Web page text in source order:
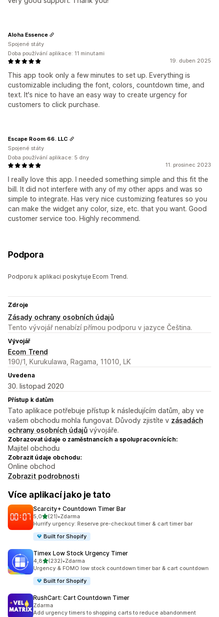
19. duben 2025
This app took only a few minutes to set up. Everything is
customizable including the font, colors, countdown time, and
text. It's nice to have an easy way to create urgency for
customers to click purchase.
Aloha Essence
Spojené státy
Doba používání aplikace: 11 minutami
11. prosinec 2023
I really love this app. I needed something simple and this fit the
bill. It did not interfere with any of my other apps and was so
simple to integrate. Has very nice customizing features so you
can make the widget any color, size, etc. that you want. Good
customer service too. Highly recommend.
Escape Room 66. LLC
Spojené státy
Doba používání aplikace: 5 dny
Podpora
Podporu k aplikaci poskytuje Ecom Trend.
Zdroje
Zásady ochrany osobních údajů
Tento vývojář nenabízí přímou podporu v jazyce Čeština.
Vývojář
Ecom Trend
190/1, Kurukulawa, Ragama, 11010, LK
Uvedena
30. listopad 2020
Přístup k datům
Tato aplikace potřebuje přístup k následujícím datům, aby ve
vašem obchodu mohla fungovat. Důvody zjistíte v zásadách
ochrany osobních údajů vývojáře.
Zobrazovat údaje o zaměstnancích a spolupracovnících:
Majitel obchodu
Zobrazit údaje obchodu:
Online obchod
Zobrazit podrobnosti
Více aplikací jako je tato
Scarcity+ Countdown Timer Bar
5,0z 5 hvězd
(21)
Celkový počet recenzí: 21
•Zdarma
Hurrify urgency: Reserve pre-checkout timer & cart timer bar
Built for Shopify
Timex Low Stock Urgency Timer
4,8z 5 hvězd
(232)
Celkový počet recenzí: 232
•Zdarma
Urgency & FOMO low stock countdown timer bar & cart countdown
Built for Shopify
RushCart: Cart Countdown Timer
Zdarma
Add urgency timers to shopping carts to reduce abandonment